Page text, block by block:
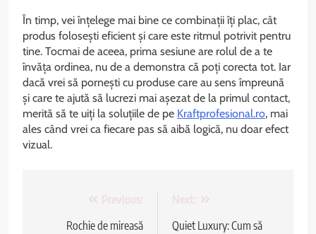
În timp, vei înțelege mai bine ce combinații îți plac, cât
produs folosești eficient și care este ritmul potrivit pentru
tine. Tocmai de aceea, prima sesiune are rolul de a te
învăța ordinea, nu de a demonstra că poți corecta tot. Iar
dacă vrei să pornești cu produse care au sens împreună
și care te ajută să lucrezi mai așezat de la primul contact,
merită să te uiți la soluțiile de pe Kraftprofesional.ro, mai
ales când vrei ca fiecare pas să aibă logică, nu doar efect
vizual.
Rochie de mireasă
Quiet Luxury: Cum să